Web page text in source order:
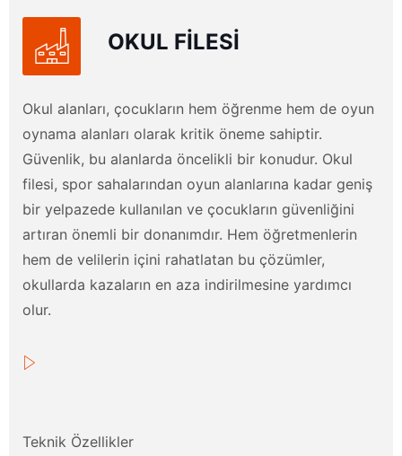
OKUL FİLESİ
Okul alanları, çocukların hem öğrenme hem de oyun
oynama alanları olarak kritik öneme sahiptir.
Güvenlik, bu alanlarda öncelikli bir konudur. Okul
filesi, spor sahalarından oyun alanlarına kadar geniş
bir yelpazede kullanılan ve çocukların güvenliğini
artıran önemli bir donanımdır. Hem öğretmenlerin
hem de velilerin içini rahatlatan bu çözümler,
okullarda kazaların en aza indirilmesine yardımcı
olur.
Teknik Özellikler